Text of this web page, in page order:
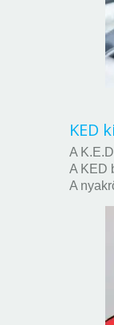
KED
A
A KED
A